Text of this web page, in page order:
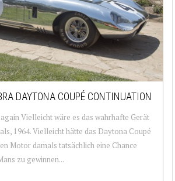
DAYTONA COUPÉ CONTINUATION
Vielleicht wäre es das wahrhafte Gerät
1964. Vielleicht hätte das Daytona Coupé
Motor damals tatsächlich eine Chance
zu gewinnen...